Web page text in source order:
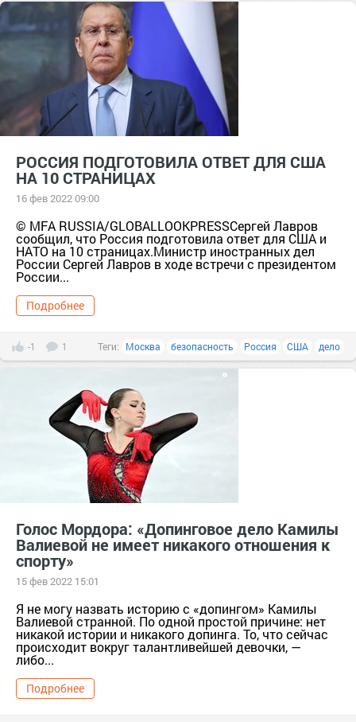
РОССИЯ ПОДГОТОВИЛА ОТВЕТ ДЛЯ США
НА 10 СТРАНИЦАХ
16 фев 2022 09:00
© MFA RUSSIA/GLOBALLOOKPRESSСергей Лавров
сообщил, что Россия подготовила ответ для США и
НАТО на 10 страницах.Министр иностранных дел
России Сергей Лавров в ходе встречи с президентом
России...
Подробнее
-1 1 Теги: Москва безопасность Россия США дело
Голос Мордора: «Допинговое дело Камилы
Валиевой не имеет никакого отношения к
спорту»
15 фев 2022 15:01
Я не могу назвать историю с «допингом» Камилы
Валиевой странной. По одной простой причине: нет
никакой истории и никакого допинга. То, что сейчас
происходит вокруг талантливейшей девочки, —
либо...
Подробнее